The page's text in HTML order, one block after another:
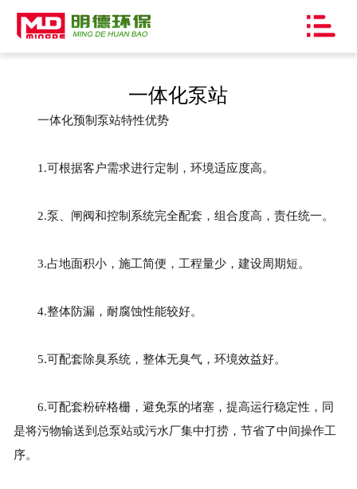
厂容厂貌
一体化泵站
一体化预制泵站特性优势
1.可根据客户需求进行定制，环境适应度高。
2.泵、闸阀和控制系统完全配套，组合度高，责任统一。
3.占地面积小，施工简便，工程量少，建设周期短。
4.整体防漏，耐腐蚀性能较好。
5.可配套除臭系统，整体无臭气，环境效益好。
6.可配套粉碎格栅，避免泵的堵塞，提高运行稳定性，同
是将污物输送到总泵站或污水厂集中打捞，节省了中间操作工
序。